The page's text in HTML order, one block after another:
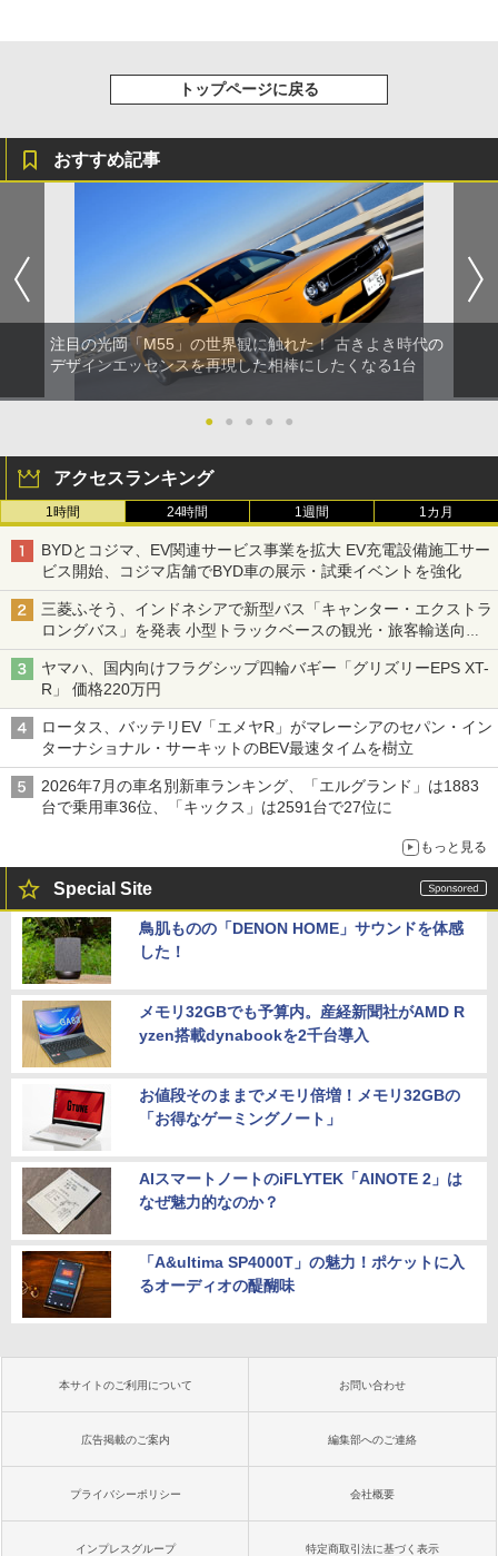
トップページに戻る
おすすめ記事
注目の光岡「M55」の世界観に触れた！ 古きよき時代の
デザインエッセンスを再現した相棒にしたくなる1台
● ● ● ● ●
アクセスランキング
1時間 24時間 1週間 1カ月
BYDとコジマ、EV関連サービス事業を拡大 EV充電設備施工サー
ビス開始、コジマ店舗でBYD車の展示・試乗イベントを強化
三菱ふそう、インドネシアで新型バス「キャンター・エクストラ
ロングバス」を発表 小型トラックベースの観光・旅客輸送向け
バス
ヤマハ、国内向けフラグシップ四輪バギー「グリズリーEPS XT-
R」 価格220万円
ロータス、バッテリEV「エメヤR」がマレーシアのセパン・イン
ターナショナル・サーキットのBEV最速タイムを樹立
2026年7月の車名別新車ランキング、「エルグランド」は1883
台で乗用車36位、「キックス」は2591台で27位に
もっと見る
Special Site
鳥肌ものの「DENON HOME」サウンドを体感
した！
メモリ32GBでも予算内。産経新聞社がAMD R
yzen搭載dynabookを2千台導入
お値段そのままでメモリ倍増！メモリ32GBの
「お得なゲーミングノート」
AIスマートノートのiFLYTEK「AINOTE 2」は
なぜ魅力的なのか？
「A&ultima SP4000T」の魅力！ポケットに入
るオーディオの醍醐味
本サイトのご利用について お問い合わせ
広告掲載のご案内 編集部へのご連絡
プライバシーポリシー 会社概要
インプレスグループ 特定商取引法に基づく表示